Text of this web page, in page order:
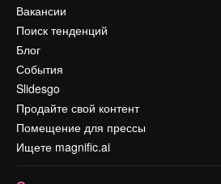
Вакансии
Поиск тенденций
Блог
События
Slidesgo
Продайте свой контент
Помещение для прессы
Ищете magnific.ai